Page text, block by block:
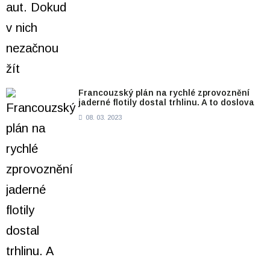
Francouzský plán na rychlé zprovoznění
jaderné flotily dostal trhlinu. A to doslova
08. 03. 2023